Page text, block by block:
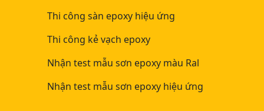
Thi công sàn epoxy hiệu ứng
Thi công kẻ vạch epoxy
Nhận test mẫu sơn epoxy màu Ral
Nhận test mẫu sơn epoxy hiệu ứng